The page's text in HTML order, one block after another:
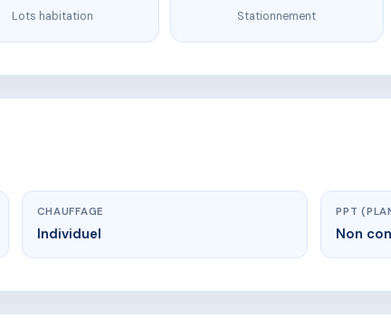
Lots habitation Stationnement
CHAUFFAGE
Individuel
PPT
Non